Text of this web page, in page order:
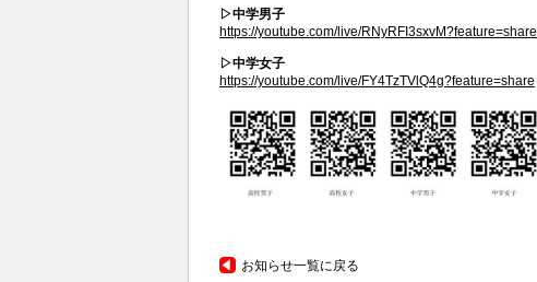
▷中学男子
https://youtube.com/live/RNyRFI3sxvM?feature=share
▷中学女子
https://youtube.com/live/FY4TzTVlQ4g?feature=share
お知らせ一覧に戻る